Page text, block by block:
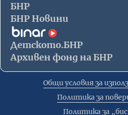
БНР
БНР Новини
Детското.БНР
Архивен фонд на БНР
Общи условия за
Политика за
Политика за